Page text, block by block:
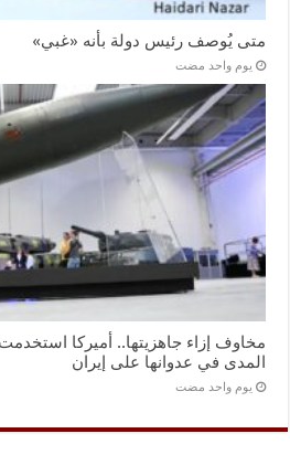
متى يُوصف رئيس دولة بأنه «غبي»
‏يوم واحد مضت
مخاوف إزاء جاهزيتها.. أميركا
المدى في عدوانها على إيران
‏يوم واحد مضت